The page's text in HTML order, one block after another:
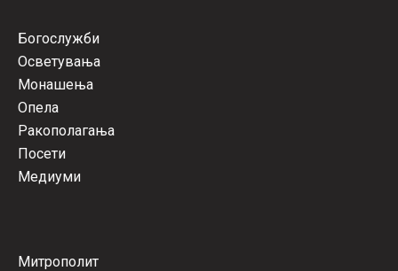
Богослужби
Осветувања
Монашења
Опела
Ракополагања
Посети
Медиуми
Митрополит